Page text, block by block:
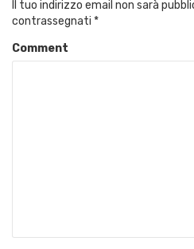
Il tuo indirizzo email non sarà
contrassegnati *
Comment